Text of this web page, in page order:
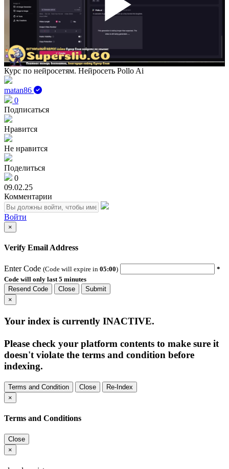
Play
Курс по нейросетям. Нейросеть Pollo Ai
matan86
0
Подписаться
Нравится
Не нравится
Поделиться
0
09.02.25
Комментарии
Войти
×
Verify Email Address
Enter Code (Code will expire in 05:00)
*
Code will only last 5 minutes
Resend Code
Close
Submit
×
Your index is currently INACTIVE.
Please check your platform contents to make sure it
doesn't violate the terms and condition before
indexing.
Terms and Condition Close
Re-Index
×
Terms and Conditions
Close
×